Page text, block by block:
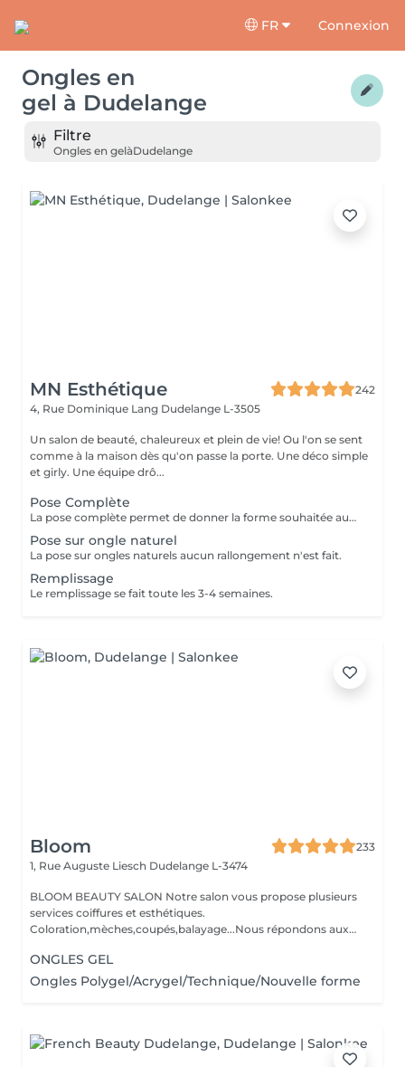
FR Connexion
Ongles en
gel à Dudelange
Filtre
Ongles en gelàDudelange
MN Esthétique
242
4, Rue Dominique Lang Dudelange L-3505
Un salon de beauté, chaleureux et plein de vie! Ou l'on se sent
comme à la maison dès qu'on passe la porte. Une déco simple
et girly. Une équipe drô...
Pose Complète
La pose complète permet de donner la forme souhaitée aux ongles en rallongeant avec le Chablon.
Pose sur ongle naturel
La pose sur ongles naturels aucun rallongement n'est fait.
Remplissage
Le remplissage se fait toute les 3-4 semaines.
Bloom
233
1, Rue Auguste Liesch Dudelange L-3474
BLOOM BEAUTY SALON Notre salon vous propose plusieurs
services coiffures et esthétiques.
Coloration,mèches,coupés,balayage...Nous répondons aux
ONGLES GEL
Ongles Polygel/Acrygel/Technique/Nouvelle forme